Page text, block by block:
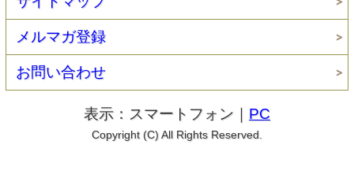
メルマガ登録
お問い合わせ
表示：スマートフォン｜ PC
Copyright (C) All Rights Reserved.